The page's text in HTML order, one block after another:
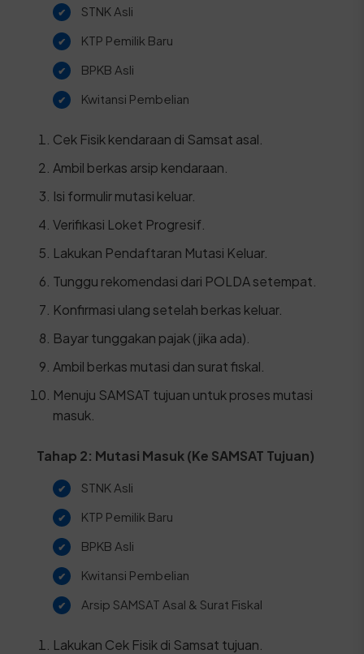
STNK Asli
KTP Pemilik Baru
BPKB Asli
Kwitansi Pembelian
Cek Fisik kendaraan di Samsat asal.
Ambil berkas arsip kendaraan.
Isi formulir mutasi keluar.
Verifikasi Loket Progresif.
Lakukan Pendaftaran Mutasi Keluar.
Tunggu rekomendasi dari POLDA setempat.
Konfirmasi ulang setelah berkas keluar.
Bayar tunggakan pajak (jika ada).
Ambil berkas mutasi dan surat fiskal.
Menuju SAMSAT tujuan untuk proses mutasi
masuk.
Tahap 2: Mutasi Masuk (Ke SAMSAT Tujuan)
STNK Asli
KTP Pemilik Baru
BPKB Asli
Kwitansi Pembelian
Arsip SAMSAT Asal & Surat Fiskal
Lakukan Cek Fisik di Samsat tujuan.